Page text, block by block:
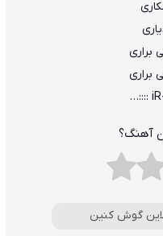
براری
براری
آهنگ؟
گوش کنین